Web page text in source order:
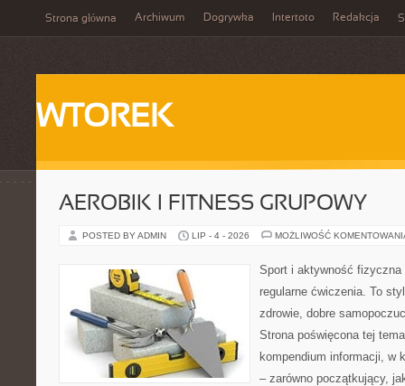
Strona główna Archiwum Dogrywka Intertoto Redakcja
WTOREK
AEROBIK I FITNESS GRUPOWY
POSTED BY ADMIN LIP - 4 - 2026 MOŻLIWOŚĆ
Sport i aktywność
regularne ćwiczenia. To
zdrowie, dobre
Strona poświęcona tej
kompendium informacji, w
– zarówno początkujący,